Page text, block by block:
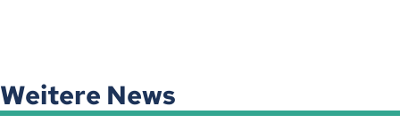
Weitere News